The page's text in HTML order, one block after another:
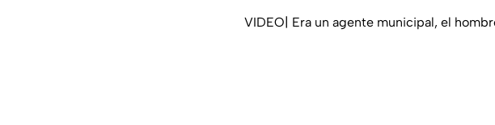
VIDEO| Era un agente municipal, el